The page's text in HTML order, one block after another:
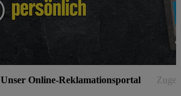
Unser Online-Reklamationsportal